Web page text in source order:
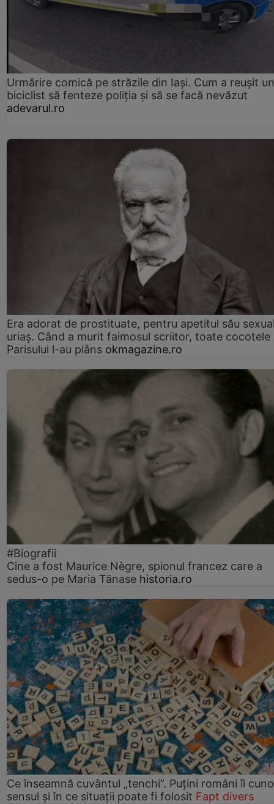
Urmărire comică pe străzile din Iași. Cum a reușit un
biciclist să fenteze poliția și să se facă nevăzut
adevarul.ro
Era adorat de prostituate, pentru apetitul său
uriaș. Când a murit faimosul scriitor, toate cocotele
Parisului l-au plâns okmagazine.ro
#Biografii
Cine a fost Maurice Nègre, spionul francez care a
sedus-o pe Maria Tănase historia.ro
Ce înseamnă cuvântul „tenchi”. Puțini români îi
sensul și în ce situații poate fi folosit Fapt divers